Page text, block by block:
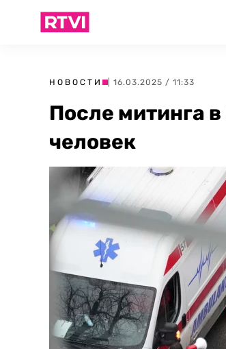
НОВОСТИ | 16.03.2025 / 11:33
После митинга
человек